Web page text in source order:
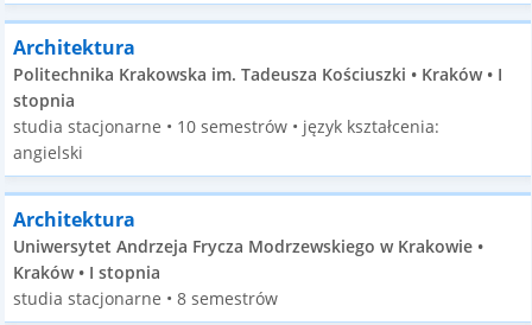
Architektura
Politechnika Krakowska im. Tadeusza Kościuszki • Kraków • I
stopnia
studia stacjonarne • 10 semestrów • język kształcenia:
angielski
Architektura
Uniwersytet Andrzeja Frycza Modrzewskiego w Krakowie •
Kraków • I stopnia
studia stacjonarne • 8 semestrów